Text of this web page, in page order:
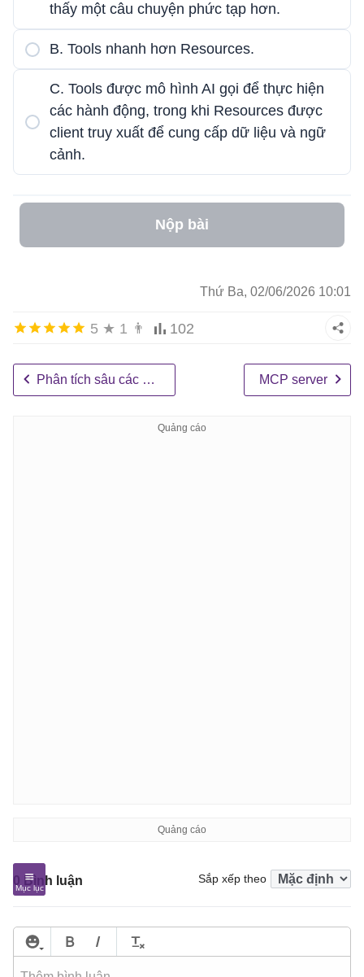
thấy một câu chuyện phức tạp hơn.
B. Tools nhanh hơn Resources.
C. Tools được mô hình AI gọi để thực hiện
các hành động, trong khi Resources được
client truy xuất để cung cấp dữ liệu và ngữ
cảnh.
Nộp bài
Thứ Ba, 02/06/2026 10:01
5 ★ 1 👨 102
Phân tích sâu các công cụ MCP MCP server
0 Bình luận Sắp xếp theo